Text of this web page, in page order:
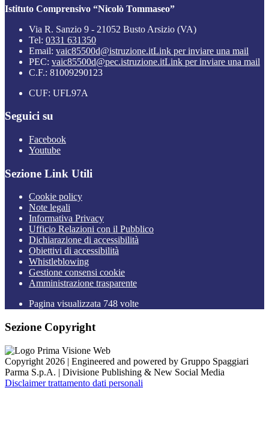
Istituto Comprensivo “Nicolò Tommaseo”
Via R. Sanzio 9 - 21052 Busto Arsizio (VA)
Tel: 0331 631350
Email: vaic85500d@istruzione.itLink per inviare una mail
PEC: vaic85500d@pec.istruzione.itLink per inviare una mail
C.F.: 81009290123
CUF: UFL97A
Seguici su
Facebook
Youtube
Sezione Link Utili
Cookie policy
Note legali
Informativa Privacy
Ufficio Relazioni con il Pubblico
Dichiarazione di accessibilità
Obiettivi di accessibilità
Whistleblowing
Gestione consensi cookie
Amministrazione trasparente
Pagina visualizzata 748 volte
Sezione Copyright
Copyright 2026 | Engineered and powered by Gruppo Spaggiari
Parma S.p.A. | Divisione Publishing & New Social Media
Disclaimer trattamento dati personali